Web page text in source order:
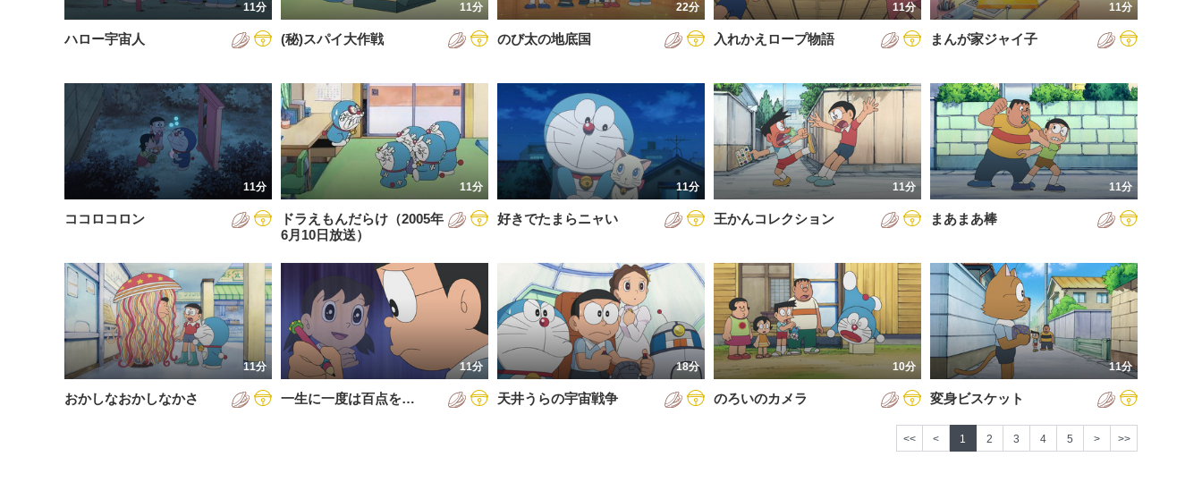
2018年
2020年
2021年
2022年
2023年
2024年
2026年
11分
ハロー宇宙人
11分
(秘)スパイ大作戦
22分
のび太の地底国
11分
入れかえロープ物語
11分
まんが家ジャイ子
11分
ココロコロン
11分
ドラえもんだらけ（2005年
6月10日放送）
11分
好きでたまらニャい
11分
王かんコレクション
11分
まあまあ棒
11分
おかしなおかしなかさ
11分
一生に一度は百点を…
18分
天井うらの宇宙戦争
10分
のろいのカメラ
11分
変身ビスケット
<< < 1 2 3 4 5 > >>